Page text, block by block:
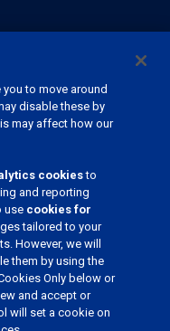
Belgien
to move around
disable these by
may affect how our
cookiesto
and reporting
use cookies for
tailored to your
However, we will
them by using the
Only below or
and accept or
will set a cookie on